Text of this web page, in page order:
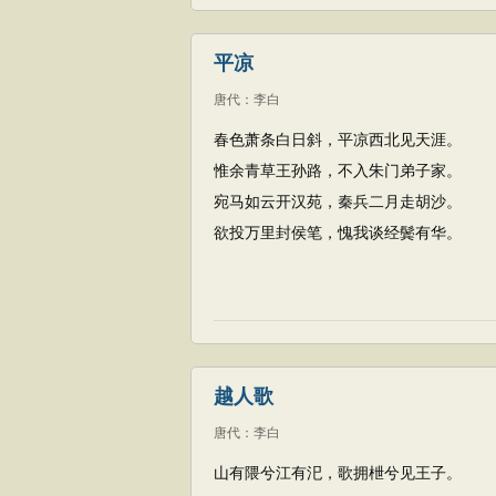
平凉
唐代 ： 李白
春色萧条白日斜，平凉西北见天涯。
惟余青草王孙路，不入朱门弟子家。
宛马如云开汉苑，秦兵二月走胡沙。
欲投万里封侯笔，愧我谈经鬓有华。
越人歌
唐代 ： 李白
山有隈兮江有汜，歌拥枻兮见王子。